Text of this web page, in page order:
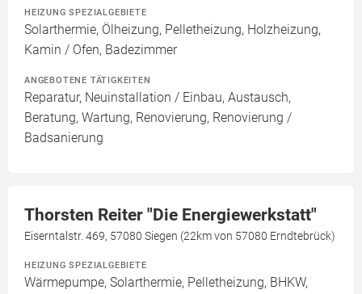
HEIZUNG SPEZIALGEBIETE
Solarthermie, Ölheizung, Pelletheizung, Holzheizung,
Kamin / Ofen, Badezimmer
ANGEBOTENE TÄTIGKEITEN
Reparatur, Neuinstallation / Einbau, Austausch,
Beratung, Wartung, Renovierung, Renovierung /
Badsanierung
Thorsten Reiter "Die Energiewerkstatt"
Eiserntalstr. 469, 57080 Siegen (22km von 57080 Erndtebrück)
HEIZUNG SPEZIALGEBIETE
Wärmepumpe, Solarthermie, Pelletheizung, BHKW,